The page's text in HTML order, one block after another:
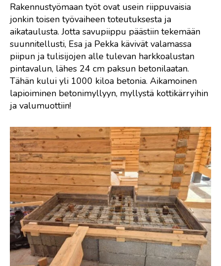
Rakennustyömaan työt ovat usein riippuvaisia
jonkin toisen työvaiheen toteutuksesta ja
aikataulusta. Jotta savupiippu päästiin tekemään
suunnitellusti, Esa ja Pekka kävivät valamassa
piipun ja tulisijojen alle tulevan harkkoalustan
pintavalun, lähes 24 cm paksun betonilaatan.
Tähän kului yli 1000 kiloa betonia. Aikamoinen
lapioiminen betonimyllyyn, myllystä kottikärryihin
ja valumuottiin!